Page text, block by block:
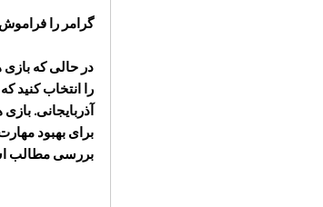
گرامر را فراموش
در حالی که بازی
را انتخاب کنید
آذربایجانی.
برای بهبود
بررسی مطالب